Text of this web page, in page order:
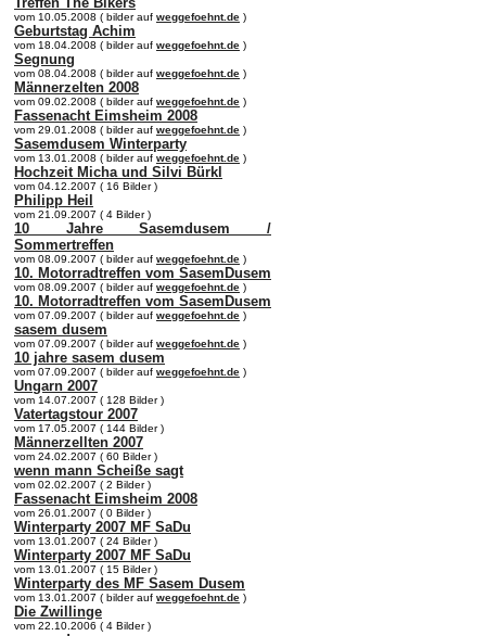
vom 10.05.2008 ( bilder auf weggefoehnt.de )
Geburtstag Achim
vom 18.04.2008 ( bilder auf weggefoehnt.de )
Segnung
vom 08.04.2008 ( bilder auf weggefoehnt.de )
Männerzelten 2008
vom 09.02.2008 ( bilder auf weggefoehnt.de )
Fassenacht Eimsheim 2008
vom 29.01.2008 ( bilder auf weggefoehnt.de )
Sasemdusem Winterparty
vom 13.01.2008 ( bilder auf weggefoehnt.de )
Hochzeit Micha und Silvi Bürkl
vom 04.12.2007 ( 16 Bilder )
Philipp Heil
vom 21.09.2007 ( 4 Bilder )
10 Jahre Sasemdusem /
Sommertreffen
vom 08.09.2007 ( bilder auf weggefoehnt.de )
10. Motorradtreffen vom SasemDusem
vom 08.09.2007 ( bilder auf weggefoehnt.de )
10. Motorradtreffen vom SasemDusem
vom 07.09.2007 ( bilder auf weggefoehnt.de )
sasem dusem
vom 07.09.2007 ( bilder auf weggefoehnt.de )
10 jahre sasem dusem
vom 07.09.2007 ( bilder auf weggefoehnt.de )
Ungarn 2007
vom 14.07.2007 ( 128 Bilder )
Vatertagstour 2007
vom 17.05.2007 ( 144 Bilder )
Männerzellten 2007
vom 24.02.2007 ( 60 Bilder )
wenn mann Scheiße sagt
vom 02.02.2007 ( 2 Bilder )
Fassenacht Eimsheim 2008
vom 26.01.2007 ( 0 Bilder )
Winterparty 2007 MF SaDu
vom 13.01.2007 ( 24 Bilder )
Winterparty 2007 MF SaDu
vom 13.01.2007 ( 15 Bilder )
Winterparty des MF Sasem Dusem
vom 13.01.2007 ( bilder auf weggefoehnt.de )
Die Zwillinge
vom 22.10.2006 ( 4 Bilder )